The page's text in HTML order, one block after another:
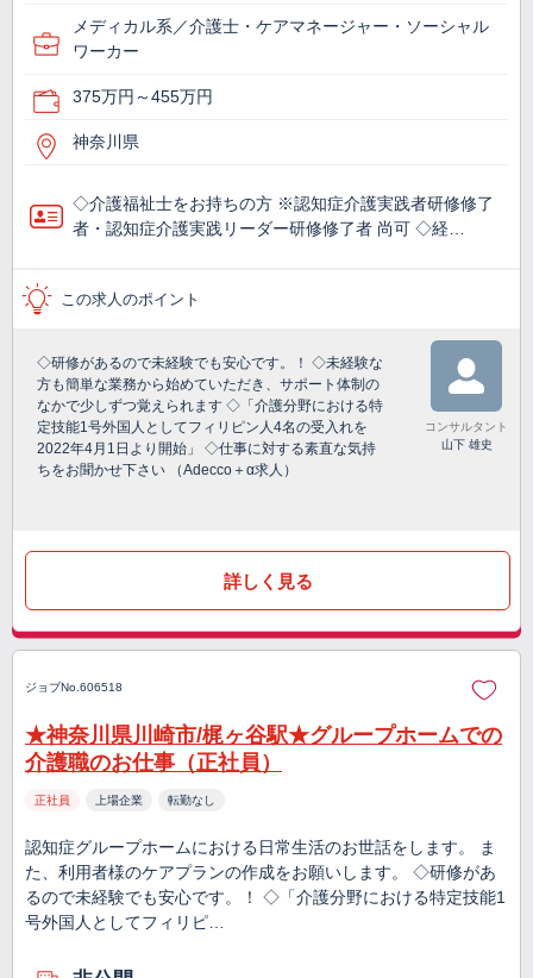
メディカル系／介護士・ケアマネージャー・ソーシャル
ワーカー
375万円～455万円
神奈川県
◇介護福祉士をお持ちの方 ※認知症介護実践者研修修了
者・認知症介護実践リーダー研修修了者 尚可 ◇経…
この求人のポイント
◇研修があるので未経験でも安心です。！ ◇未経験な
方も簡単な業務から始めていただき、サポート体制の
なかで少しずつ覚えられます ◇「介護分野における特
定技能1号外国人としてフィリピン人4名の受入れを
2022年4月1日より開始」 ◇仕事に対する素直な気持
ちをお聞かせ下さい （Adecco＋α求人）
コンサルタント
山下 雄史
詳しく見る
ジョブNo.606518
★神奈川県川崎市/梶ヶ谷駅★グループホームでの
介護職のお仕事（正社員）
正社員 上場企業 転勤なし
認知症グループホームにおける日常生活のお世話をします。 ま
た、利用者様のケアプランの作成をお願いします。 ◇研修があ
るので未経験でも安心です。！ ◇「介護分野における特定技能1
号外国人としてフィリピ…